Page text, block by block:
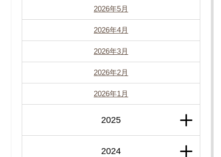
2026年5月
2026年4月
2026年3月
2026年2月
2026年1月
2025
2024